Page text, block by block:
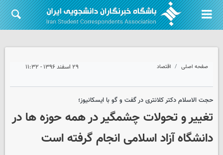
صفحه اصلی اقتصاد ۲۹ اسفند ۱۳۹۶ - ۱۱:۳۲
حجت الاسلام دکتر کلانتری در گفت و گو با ایسکانیوز؛
تغییر و تحولات چشمگیر در همه حوزه ها در
دانشگاه آزاد اسلامی انجام گرفته است